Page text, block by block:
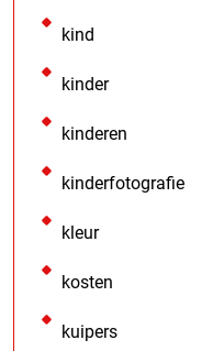
kind
kinder
kinderen
kinderfotografie
kleur
kosten
kuipers